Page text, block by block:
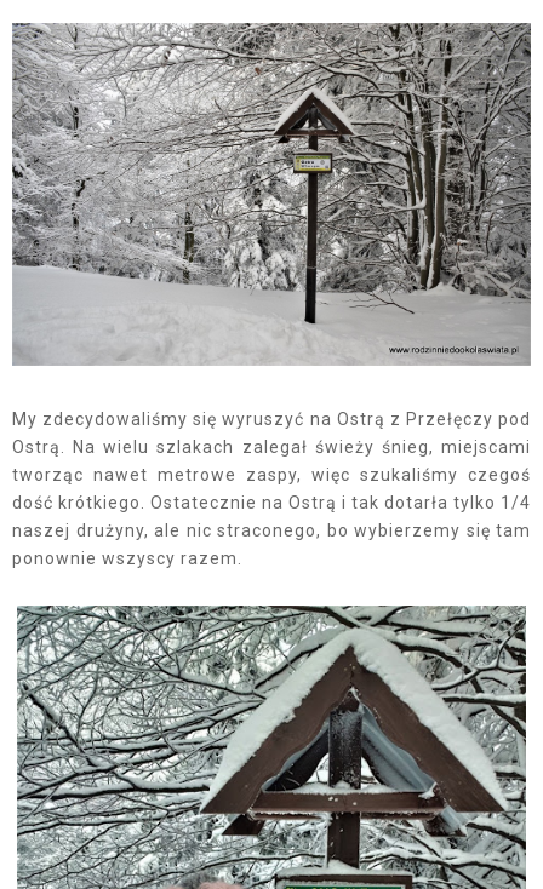
My zdecydowaliśmy się wyruszyć na Ostrą z Przełęczy pod
Ostrą. Na wielu szlakach zalegał świeży śnieg, miejscami
tworząc nawet metrowe zaspy, więc szukaliśmy czegoś
dość krótkiego. Ostatecznie na Ostrą i tak dotarła tylko 1/4
naszej drużyny, ale nic straconego, bo wybierzemy się tam
ponownie wszyscy razem.